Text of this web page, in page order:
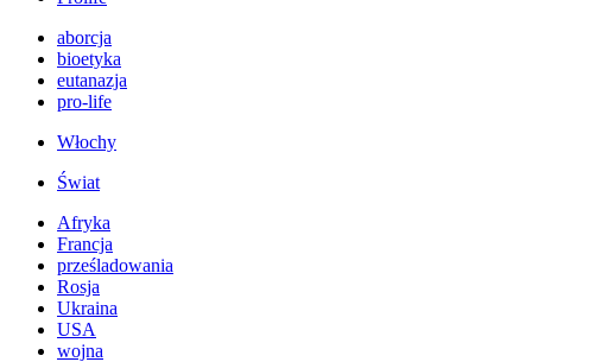
aborcja
bioetyka
eutanazja
pro-life
Włochy
Świat
Afryka
Francja
prześladowania
Rosja
Ukraina
USA
wojna